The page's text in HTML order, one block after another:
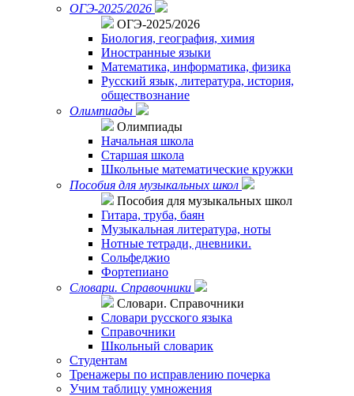
ОГЭ-2025/2026
ОГЭ-2025/2026
Биология, география, химия
Иностранные языки
Математика, информатика, физика
Русский язык, литература, история,
обществознание
Олимпиады
Олимпиады
Начальная школа
Старшая школа
Школьные математические кружки
Пособия для музыкальных школ
Пособия для музыкальных школ
Гитара, труба, баян
Музыкальная литература, ноты
Нотные тетради, дневники.
Сольфеджио
Фортепиано
Словари. Справочники
Словари. Справочники
Словари русского языка
Справочники
Школьный словарик
Студентам
Тренажеры по исправлению почерка
Учим таблицу умножения